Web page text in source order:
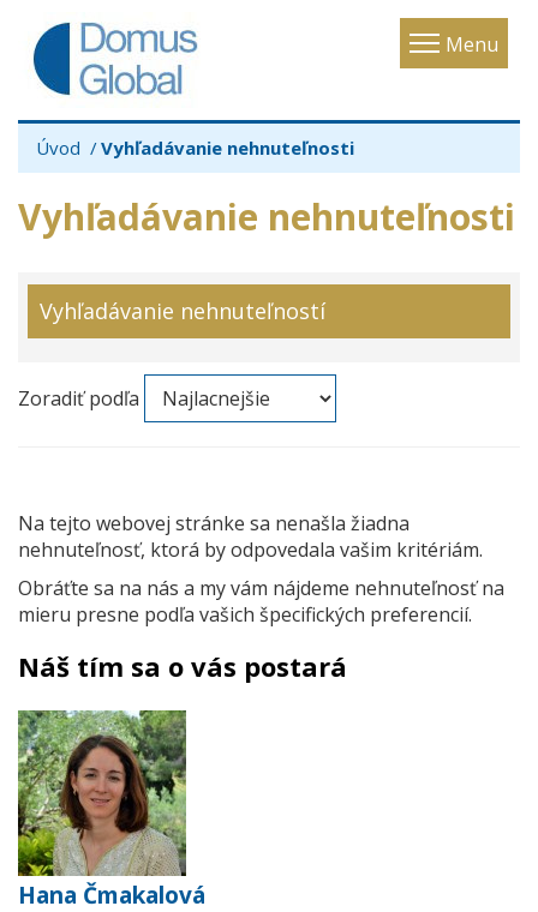
Menu
Toggle
Úvod Vyhľadávanie nehnuteľnosti
Vyhľadávanie nehnuteľnosti
Vyhľadávanie nehnuteľností
Zoradiť podľa
Na tejto webovej stránke sa nenašla žiadna
nehnuteľnosť, ktorá by odpovedala vašim kritériám.
Obráťte sa na nás a my vám nájdeme nehnuteľnosť na
mieru presne podľa vašich špecifických preferencií.
Náš tím sa o vás postará
Hana Čmakalová